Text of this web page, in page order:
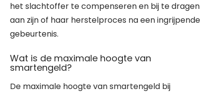
het slachtoffer te compenseren en bij te dragen
aan zijn of haar herstelproces na een ingrijpende
gebeurtenis.
Wat is de maximale hoogte van
smartengeld?
De maximale hoogte van smartengeld bij